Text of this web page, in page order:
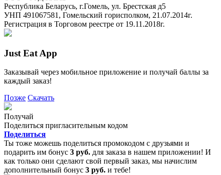
Республика Беларусь, г.Гомель, ул. Брестская д5
УНП 491067581, Гомельский горисполком, 21.07.2014г.
Регистрация в Торговом реестре от 19.11.2018г.
Just Eat App
Заказывай через мобильное приложение и получай баллы за
каждый заказ!
Позже Скачать
Получай
Поделиться пригласительным кодом
Поделиться
Ты тоже можешь поделиться промокодом с друзьями и
подарить им бонус 3 руб. для заказа в нашем приложении! И
как только они сделают свой первый заказ, мы начислим
дополнительный бонус 3 руб. и тебе!